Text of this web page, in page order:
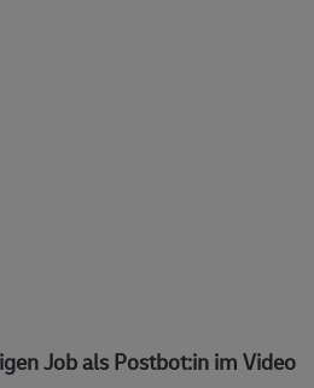
Job als Postbot:in im Video